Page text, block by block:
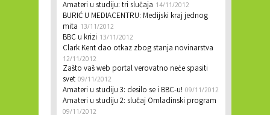
Amateri u studiju: tri slučaja 14/11/2012
BURIĆ U MEDIACENTRU: Medijski kraj jednog
mita 13/11/2012
BBC u krizi 13/11/2012
Clark Kent dao otkaz zbog stanja novinarstva
12/11/2012
Zašto vaš web portal verovatno neće spasiti
svet 09/11/2012
Amateri u studiju 3: desilo se i BBC-u! 09/11/2012
Amateri u studiju 2: slučaj Omladinski program
09/11/2012